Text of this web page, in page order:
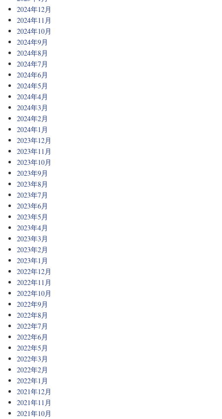
2024年12月
2024年11月
2024年10月
2024年9月
2024年8月
2024年7月
2024年6月
2024年5月
2024年4月
2024年3月
2024年2月
2024年1月
2023年12月
2023年11月
2023年10月
2023年9月
2023年8月
2023年7月
2023年6月
2023年5月
2023年4月
2023年3月
2023年2月
2023年1月
2022年12月
2022年11月
2022年10月
2022年9月
2022年8月
2022年7月
2022年6月
2022年5月
2022年3月
2022年2月
2022年1月
2021年12月
2021年11月
2021年10月